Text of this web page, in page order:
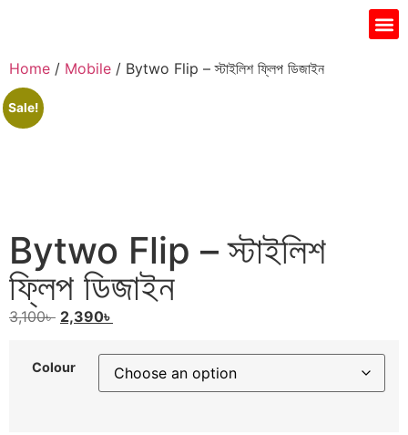
Home / Mobile / Bytwo Flip – স্টাইলিশ ফ্লিপ ডিজাইন
Sale!
Bytwo Flip – স্টাইলিশ
ফ্লিপ ডিজাইন
3,100৳ 2,390৳
Colour